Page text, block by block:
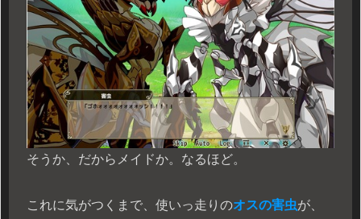
そうか、だからメイドか。なるほど。
これに気がつくまで、使いっ走りのオスの害虫が、